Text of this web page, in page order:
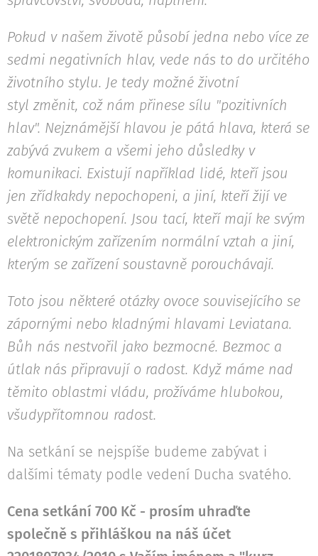
Pokud v našem životě působí jedna nebo více ze
sedmi negativních hlav, vede nás to do určitého
životního stylu. Je tedy možné životní
styl změnit, což nám přinese sílu "pozitivních
hlav". Nejznámější hlavou je pátá hlava, která se
zabývá zvukem a všemi jeho důsledky v
komunikaci. Existují například lidé, kteří jsou
jen zřídkakdy nepochopeni, a jiní, kteří žijí ve
světě nepochopení. Jsou tací, kteří mají ke svým
elektronickým zařízením normální vztah a jiní,
kterým se zařízení soustavně porouchávají.
Toto jsou některé otázky ovoce souvisejícího se
zápornými nebo kladnými hlavami Leviatana.
Bůh nás nestvořil jako bezmocné. Bezmoc a
útlak nás připravují o radost. Když máme nad
těmito oblastmi vládu, prožíváme hlubokou,
všudypřítomnou radost.
Na setkání se nejspíše budeme zabývat i
dalšími tématy podle vedení Ducha svatého.
Cena setkání 700 Kč - prosím uhraďte
společně s přihláškou na náš účet